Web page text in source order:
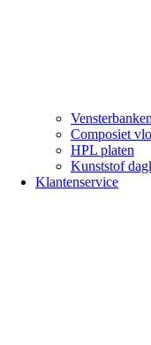
Vensterbanken
Composiet
HPL platen
Kunststof
Klantenservice